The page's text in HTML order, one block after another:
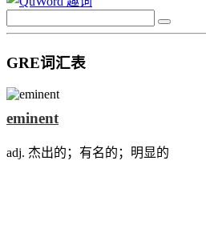
GRE词汇表
eminent
adj. 杰出的；有名的；明显的